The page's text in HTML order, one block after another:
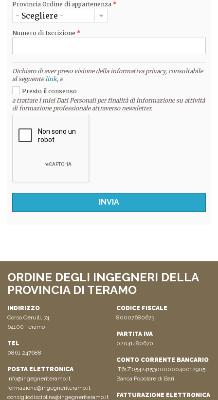
Provincia Ordine di appartenenza *
- Scegliere -
Numero di Iscrizione *
Dichiaro di aver preso visione della informativa privacy, consultabile
al seguentelink, e
Presto il consenso
a trattare i miei Dati Personali per finalità di informazione su attività
di formazione professionale attraverso newsletter.
ORDINE DEGLI INGEGNERI DELLA
PROVINCIA DI TERAMO
INDIRIZZO
Corso Cerulli, 74
64100 Teramo
TEL
0861 247688
POSTA ELETTRONICA
info@ingegneriteramo.it
formazione@ingegneriteramo.it
consigliodisciplina@ingegneriteramo.it
CODICE FISCALE
80007680673
PARTITA IVA
02041480670
CONTO CORRENTE BANCARIO
IT61Z0542415300000040012905
Banca Popolare di Bari
FATTURAZIONE ELETTRONICA